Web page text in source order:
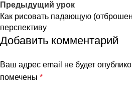
Предыдущий урок
Как рисовать падающую
перспективу
Добавить комментарий
Ваш адрес email не будет
помечены *